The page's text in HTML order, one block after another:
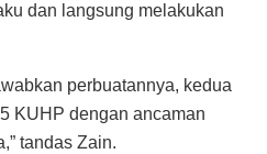
dan langsung melakukan
perbuatannya, kedua
KUHP dengan ancaman
tandas Zain.